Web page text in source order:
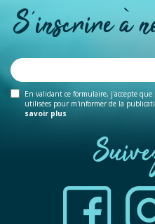
S'inscrire à
En validant ce formulaire, j'accepte
utilisées pour m'informer de la
savoir plus